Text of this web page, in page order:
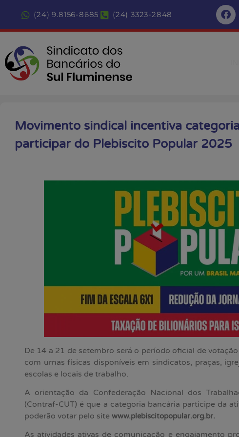
(24) 9.8156-8685 (24) 3323-2848
Movimento sindical incentiva
participar do Plebiscito Popular 2025
De 14 a 21 de setembro será o período oficial de
com urnas físicas disponíveis em sindicatos, praças,
escolas e locais de trabalho.
A orientação da Confederação Nacional dos
(Contraf-CUT) é que a categoria bancária participe da
poderão votar pelo site www.plebiscitopopular.org.br.
As atividades ativas de comunicação e engajamento